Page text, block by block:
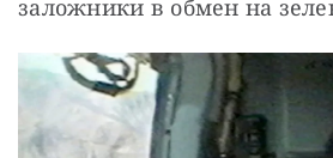
заложники в обмен на